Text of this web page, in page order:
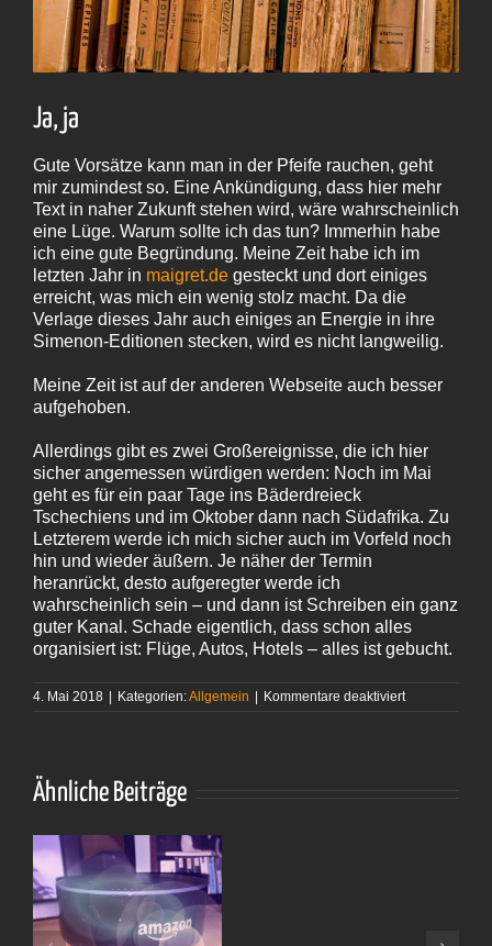
Ja, ja
Gute Vorsätze kann man in der Pfeife rauchen, geht
mir zumindest so. Eine Ankündigung, dass hier mehr
Text in naher Zukunft stehen wird, wäre wahrscheinlich
eine Lüge. Warum sollte ich das tun? Immerhin habe
ich eine gute Begründung. Meine Zeit habe ich im
letzten Jahr in maigret.de gesteckt und dort einiges
erreicht, was mich ein wenig stolz macht. Da die
Verlage dieses Jahr auch einiges an Energie in ihre
Simenon-Editionen stecken, wird es nicht langweilig.
Meine Zeit ist auf der anderen Webseite auch besser
aufgehoben.
Allerdings gibt es zwei Großereignisse, die ich hier
sicher angemessen würdigen werden: Noch im Mai
geht es für ein paar Tage ins Bäderdreieck
Tschechiens und im Oktober dann nach Südafrika. Zu
Letzterem werde ich mich sicher auch im Vorfeld noch
hin und wieder äußern. Je näher der Termin
heranrückt, desto aufgeregter werde ich
wahrscheinlich sein – und dann ist Schreiben ein ganz
guter Kanal. Schade eigentlich, dass schon alles
organisiert ist: Flüge, Autos, Hotels – alles ist gebucht.
4. Mai 2018 | Kategorien:Allgemein | Kommentare deaktiviertfür
Ähnliche Beiträge